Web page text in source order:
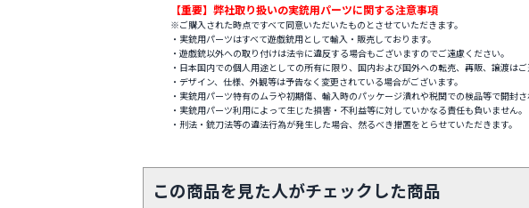
【重要】弊社取り扱いの実銃用パーツに関する注意事項
※ご購入された時点ですべて同意いただいたものとさせていただきます。
・実銃用パーツはすべて遊戯銃用として輸入・販売しております。
・遊戯銃以外への取り付けは法令に違反する場合もございますのでご遠慮ください。
・日本国内での個人用途としての所有に限り、国内および国外への転売、再販、譲渡はご
・デザイン、仕様、外観等は予告なく変更されている場合がございます。
・実銃用パーツ特有のムラや初期傷、輸入時のパッケージ潰れや税関での検品等で開封
・実銃用パーツ利用によって生じた損害・不利益等に対していかなる責任も負いません。
・刑法・銃刀法等の違法行為が発生した場合、然るべき措置をとらせていただきます。
この商品を見た人がチェックした商品